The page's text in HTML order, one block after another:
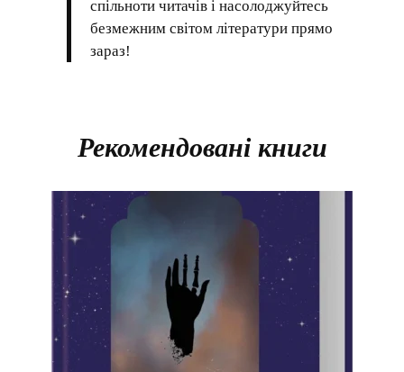
спільноти читачів і насолоджуйтесь
безмежним світом літератури прямо
зараз!
Рекомендовані книги